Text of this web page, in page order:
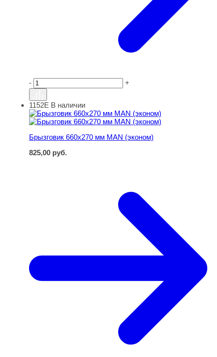
- +
Брызговик 660х270 мм MAN (эконом)
1152Е В наличии
Брызговик 660х270 мм MAN (эконом)
825,00 руб.